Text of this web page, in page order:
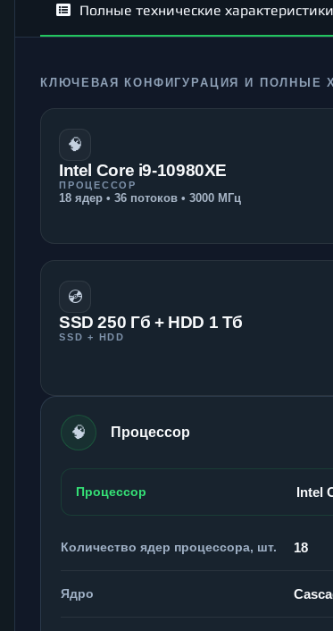
Полные технические характеристики
КЛЮЧЕВАЯ КОНФИГУРАЦИЯ И ПОЛНЫЕ
🧠
Intel Core i9-10980XE
ПРОЦЕССОР
18 ядер • 36 потоков • 3000 МГц
💿
SSD 250 Гб + HDD 1 Тб
SSD + HDD
🧠 Процессор
Процессор Intel
Количество ядер процессора, шт. 18
Ядро